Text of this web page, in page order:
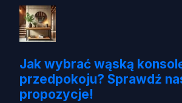
Jak wybrać wąską
przedpokoju? Sprawdź
propozycje!